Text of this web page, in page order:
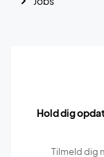
Hold dig
Tilmeld dig